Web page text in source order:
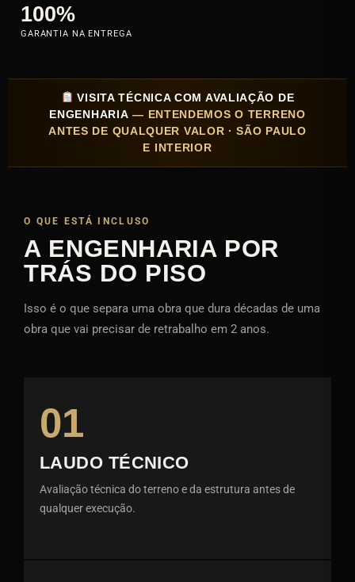
100%
GARANTIA NA ENTREGA
VISITA TÉCNICA COM AVALIAÇÃO DE
ENGENHARIA — ENTENDEMOS O TERRENO
ANTES DE QUALQUER VALOR · SÃO PAULO
E INTERIOR
O QUE ESTÁ INCLUSO
A ENGENHARIA POR
TRÁS DO PISO
Isso é o que separa uma obra que dura décadas de uma
obra que vai precisar de retrabalho em 2 anos.
01
LAUDO TÉCNICO
Avaliação técnica do terreno e da estrutura antes de
qualquer execução.